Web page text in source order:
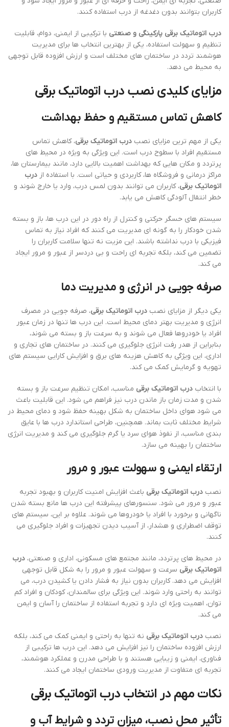
کاربران بتوانند بدون دغدغه از درب استفاده کنند.
درب اتوماتیک برقی پارکینگی و صنعتی با ترکیبی از ایمنی، دوام، قابلیت
تنظیم و سهولت استفاده، یکی از بهترین انتخاب ها برای مدیریت
هوشمند تردد در ساختمان های مختلف است و ارزش افزوده قابل توجهی
به محیط می دهد.
مزایای کلیدی نصب درب اتوماتیک برقی
کاهش تماس مستقیم و حفظ بهداشت
یکی از مهم ترین مزایای نصب درب اتوماتیک برقی، کاهش تماس
مستقیم افراد با سطوح درب است. این ویژگی به ویژه در محیط های
پرتردد و مکان هایی که بهداشت اهمیت بالایی دارد، مانند بیمارستان ها،
مراکز درمانی و فروشگاه ها، کاربردی و حیاتی است. با استفاده از درب
اتوماتیک برقی، کاربران می توانند بدون لمس درب، وارد یا خارج شوند و
خطر انتقال آلودگی کاهش می یابد.
سیستم های حسگر حرکتی و کنترل از راه دور در این درب ها، باز و بسته
شدن خودکار را به گونه ای مدیریت می کنند که افراد نیاز به تماس
فیزیکی با درب نداشته باشند. این مزیت نه تنها سلامت کاربران را
تضمین می کند، بلکه تجربه ای راحت و بی دردسر از عبور و مرور ایجاد
می کند.
صرفه جویی در انرژی و مدیریت دما
یکی دیگر از مزایای نصب درب اتوماتیک برقی، صرفه جویی در مصرف
انرژی و مدیریت بهتر دمای محیط است. این درب ها تنها در زمان عبور
افراد یا خودروها فعال می شوند و به سرعت باز و بسته می شوند،
بنابراین از هدر رفت انرژی جلوگیری می کنند. در ساختمان های تجاری و
اداری، این ویژگی به کاهش هزینه های برق و افزایش کارایی سیستم های
تهویه و گرمایش کمک می کند.
با انتخاب درب اتوماتیک برقی مناسب، امکان تنظیم سرعت باز و بسته
شدن و مدت زمان باز ماندن درب نیز فراهم می شود. این قابلیت باعث
می شود هوای داخل ساختمان به شکل بهینه حفظ شود و دمای محیط در
شرایط مختلف ثابت بماند. همچنین، طراحی استاندارد درب ها با عایق
بندی مناسب، از نفوذ هوای سرد یا گرم جلوگیری می کند و مدیریت انرژی
ساختمان را بهینه می سازد.
ارتقاء ایمنی و سهولت عبور و مرور
نصب درب اتوماتیک برقی باعث افزایش امنیت کاربران و بهبود تجربه
عبور و مرور می شود. سنسورهای پیشرفته این درب ها مانع بسته شدن
ناگهانی و برخورد با افراد یا خودروها می شوند. علاوه بر این، سیستم های
توقف اضطراری و هشدار، از آسیب دیدن تجهیزات و افراد جلوگیری می
کنند.
در محیط های پرتردد، مانند مجتمع های مسکونی، اداری و صنعتی، درب
اتوماتیک برقی سرعت و سهولت عبور و مرور را به شکل قابل توجهی
افزایش می دهد. کاربران بدون نیاز به فشار دادن یا کشیدن درب، می
توانند به راحتی وارد شوند. این ویژگی برای سالمندان، کودکان و افراد کم
توان، اهمیت ویژه ای دارد و تجربه استفاده از ساختمان را آسان و ایمن
می کند.
نصب درب اتوماتیک برقی نه تنها به راحتی و ایمنی کمک می کند، بلکه
ارزش افزوده ساختمان را نیز افزایش می دهد. این درب ها ترکیبی از
فناوری، ایمنی و زیبایی هستند و با طراحی مدرن و عملکرد هوشمند،
تجربه ای متفاوت از مدیریت ورودی ساختمان ایجاد می کنند.
نکات مهم در انتخابدرب اتوماتیک برقی
تأثیر محل نصب، میزان تردد و شرایط آب و